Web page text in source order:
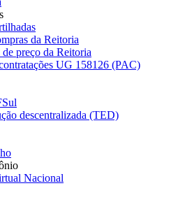
da Reitoria
preço da Reitoria
UG 158126 (PAC)
descentralizada (TED)
Nacional